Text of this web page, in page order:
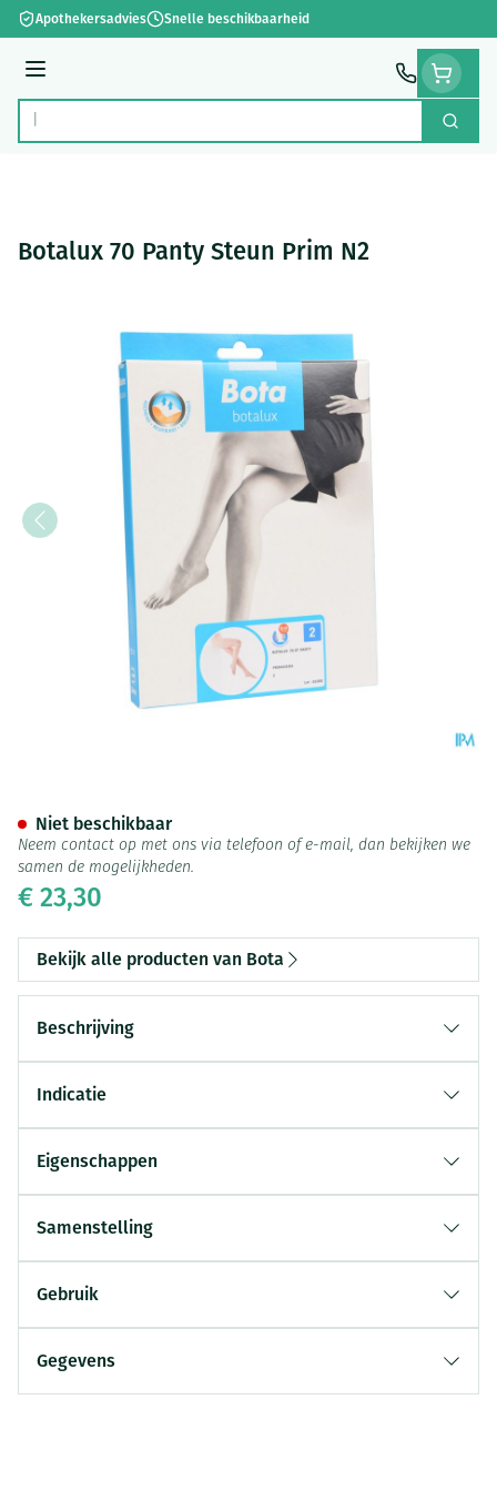
Ga naar de inhoud
Apothekersadvies Snelle beschikbaarheid
Menu
Product, merk, categorie... Zoek
Botalux 70 Panty Steun Prim N2
€ 23,30
Niet beschikbaar
Neem contact op met ons via telefoon of e-mail, dan bekijken we
samen de mogelijkheden.
Bekijk alle producten van Bota
Beschrijving
Indicatie
Eigenschappen
Samenstelling
Gebruik
Gegevens